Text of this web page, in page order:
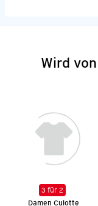
Wird
3 für 2
Damen Culotte